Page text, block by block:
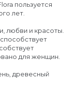
пользуется
лет.
любви и красоты.
для женщин.
древесный